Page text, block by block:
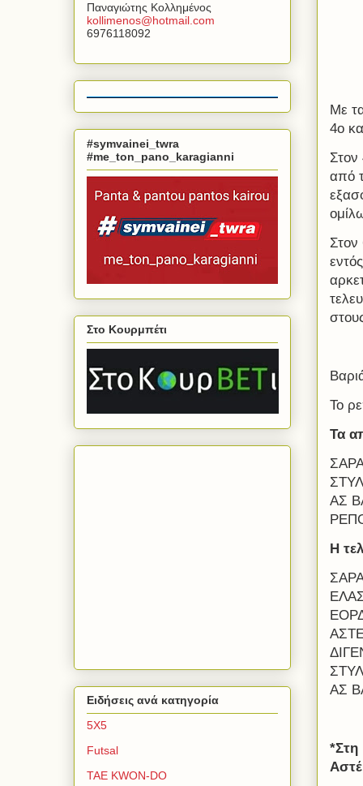
Με
4ο
Στον
από
Στον
Το
Τα
ΑΣ
Η
ΑΣ
*Στη
Παναγιώτης Κολλημένος
kollimenos@hotmail com
6976118092
#symvainei_twra
#me_ton_pano_karagianni
Στο Κουρμπέτι
Ειδήσεις ανά κατηγορία
5Χ5
Futsal
TAE KWON-DO